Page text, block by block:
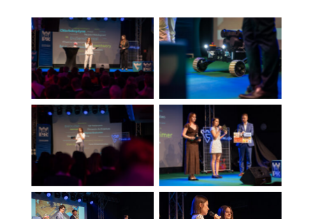
fot. Robert Żewecki fot. Robert Żewecki
fot. Robert Żewecki fot. Robert Żewecki